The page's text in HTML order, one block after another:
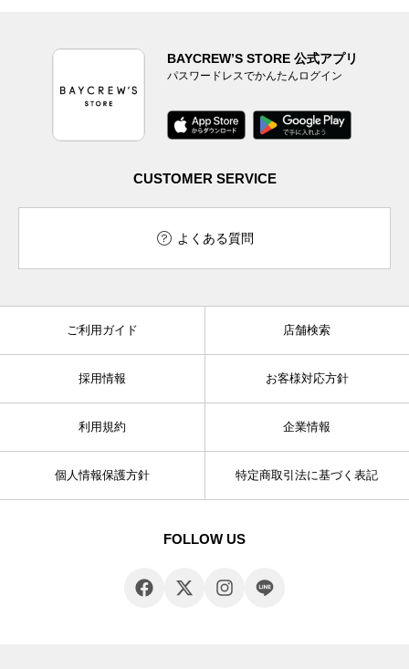
BAYCREW’S STORE 公式アプリ
パスワードレスでかんたんログイン
CUSTOMER SERVICE
よくある質問
ご利用ガイド 店舗検索
採用情報 お客様対応方針
利用規約 企業情報
個人情報保護方針 特定商取引法に基づく表記
FOLLOW US